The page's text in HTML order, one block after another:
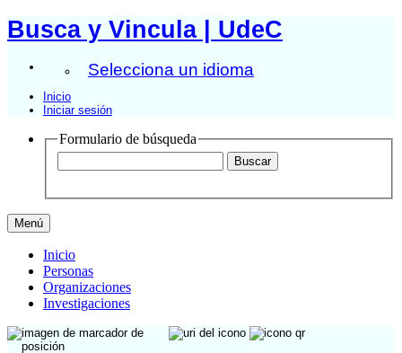
Busca y Vincula | UdeC
Selecciona un idioma
Inicio
Iniciar sesión
Formulario de búsqueda
Menú
Inicio
Personas
Organizaciones
Investigaciones